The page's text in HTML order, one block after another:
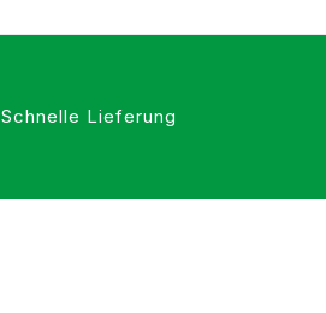
Schnelle Lieferung